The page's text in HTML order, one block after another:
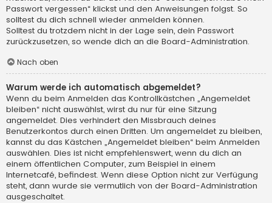
Passwort vergessen“ klickst und den Anweisungen folgst. So
solltest du dich schnell wieder anmelden können.
Solltest du trotzdem nicht in der Lage sein, dein Passwort
zurückzusetzen, so wende dich an die Board-Administration.
Nach oben
Warum werde ich automatisch abgemeldet?
Wenn du beim Anmelden das Kontrollkästchen „Angemeldet
bleiben“ nicht auswählst, wirst du nur für eine Sitzung
angemeldet. Dies verhindert den Missbrauch deines
Benutzerkontos durch einen Dritten. Um angemeldet zu bleiben,
kannst du das Kästchen „Angemeldet bleiben“ beim Anmelden
auswählen. Dies ist nicht empfehlenswert, wenn du dich an
einem öffentlichen Computer, zum Beispiel in einem
Internetcafé, befindest. Wenn diese Option nicht zur Verfügung
steht, dann wurde sie vermutlich von der Board-Administration
ausgeschaltet.